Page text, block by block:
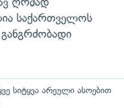
საქართველოს
სიტყვა არეული ასოებით